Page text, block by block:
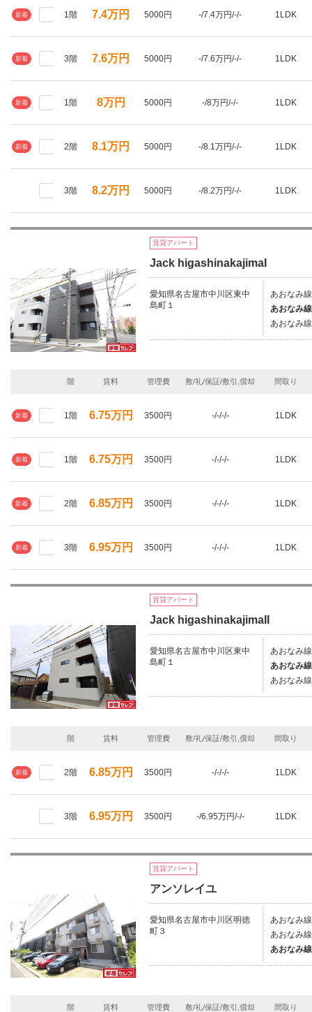
新着 1階 7.4万円 5000円 -/7.4万円/-/- 1LDK
新着 3階 7.6万円 5000円 -/7.6万円/-/- 1LDK
新着 1階 8万円 5000円 -/8万円/-/- 1LDK
新着 2階 8.1万円 5000円 -/8.1万円/-/- 1LDK
3階 8.2万円 5000円 -/8.2万円/-/- 1LDK
賃貸アパート
Jack higashinakajimaI
愛知県名古屋市中川区東中
島町１
あおなみ
あおなみ
あおなみ
階 賃料 管理費 敷/礼/保証/敷引,償却 間取り
新着 1階 6.75万円 3500円 -/-/-/- 1LDK
新着 1階 6.75万円 3500円 -/-/-/- 1LDK
新着 2階 6.85万円 3500円 -/-/-/- 1LDK
新着 3階 6.95万円 3500円 -/-/-/- 1LDK
賃貸アパート
Jack higashinakajimaII
愛知県名古屋市中川区東中
島町１
あおなみ
あおなみ
あおなみ
階 賃料 管理費 敷/礼/保証/敷引,償却 間取り
新着 2階 6.85万円 3500円 -/-/-/- 1LDK
3階 6.95万円 3500円 -/6.95万円/-/- 1LDK
賃貸アパート
アンソレイユ
愛知県名古屋市中川区明徳
町３
あおなみ
あおなみ
あおなみ
階 賃料 管理費 敷/礼/保証/敷引,償却 間取り